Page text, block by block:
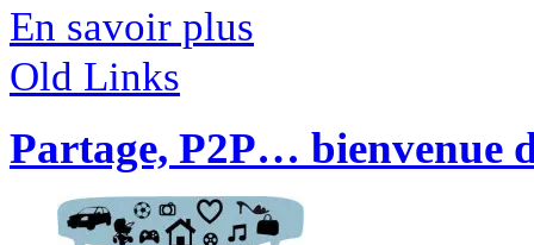
En savoir plus
Old Links
Partage, P2P… bienvenue